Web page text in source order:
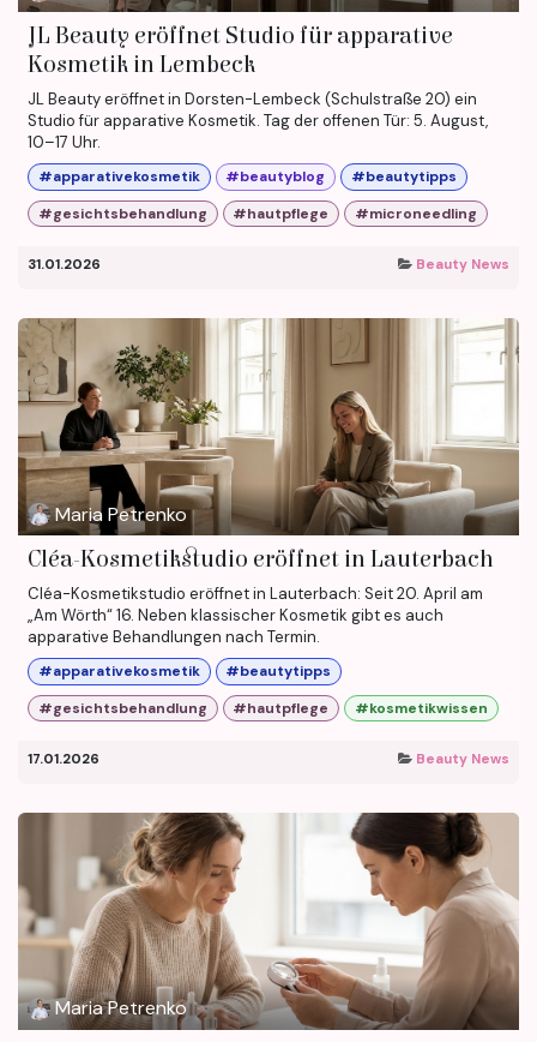
JL Beauty eröffnet Studio für apparative
Kosmetik in Lembeck
JL Beauty eröffnet in Dorsten-Lembeck (Schulstraße 20) ein
Studio für apparative Kosmetik. Tag der offenen Tür: 5. August,
10–17 Uhr.
#apparativekosmetik #beautyblog
#beautytipps
#gesichtsbehandlung
#hautpflege #microneedling
31.01.2026 Beauty News
Maria Petrenko
Cléa-Kosmetikstudio eröffnet in Lauterbach
Cléa-Kosmetikstudio eröffnet in Lauterbach: Seit 20. April am
„Am Wörth“ 16. Neben klassischer Kosmetik gibt es auch
apparative Behandlungen nach Termin.
#apparativekosmetik
#beautytipps
#gesichtsbehandlung
#hautpflege #kosmetikwissen
17.01.2026 Beauty News
Maria Petrenko